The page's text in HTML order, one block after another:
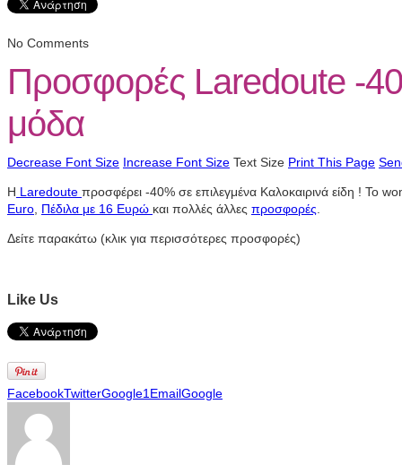
No Comments
Προσφορές Laredoute -
μόδα
Decrease Font Size Increase Font Size Text Size Print This Page
Η Laredoute προσφέρει -40% σε επιλεγμένα Καλοκαιρινά είδη ! Το
Εuro Πέδιλα με 16 Ευρώ και πολλές άλλες προσφορές
Δείτε παρακάτω (κλικ για περισσότερες προσφορές)
Like Us
FacebookTwitterGoogle1EmailGoogle